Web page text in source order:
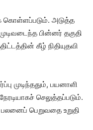
கொள்​ளப்​படும். அடுத்த
பின்​னர் தகு​தி​
கீழ் நிதி​யுதவி
முடிந்​ததும், பயனாளி​
செலுத்​தப்​படும்.
பெறு​வதை உறுதி